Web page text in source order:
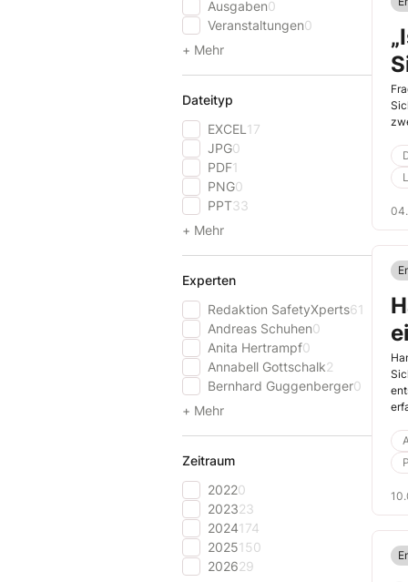
Ausgaben0
Veranstaltungen0
+ Mehr
Dateityp
EXCEL 17
JPG0
PDF1
PNG0
PPT33
+ Mehr
Experten
Redaktion SafetyXperts61
Andreas Schuhen0
Anita Hertrampf0
Annabell Gottschalk2
Bernhard Guggenberger0
+ Mehr
Zeitraum
20220
202323
2024174
2025150
202629